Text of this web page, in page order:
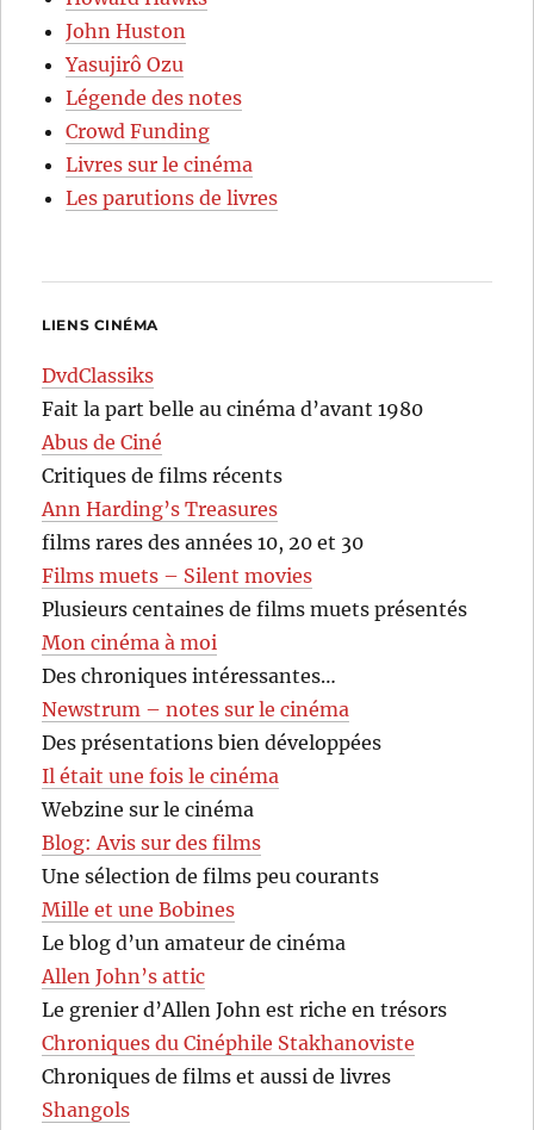
John Huston
Yasujirô Ozu
Légende des notes
Crowd Funding
Livres sur le cinéma
Les parutions de livres
LIENS CINÉMA
DvdClassiks
Fait la part belle au cinéma d’avant 1980
Abus de Ciné
Critiques de films récents
Ann Harding’s Treasures
films rares des années 10, 20 et 30
Films muets – Silent movies
Plusieurs centaines de films muets présentés
Mon cinéma à moi
Des chroniques intéressantes…
Newstrum – notes sur le cinéma
Des présentations bien développées
Il était une fois le cinéma
Webzine sur le cinéma
Blog: Avis sur des films
Une sélection de films peu courants
Mille et une Bobines
Le blog d’un amateur de cinéma
Allen John’s attic
Le grenier d’Allen John est riche en trésors
Chroniques du Cinéphile Stakhanoviste
Chroniques de films et aussi de livres
Shangols